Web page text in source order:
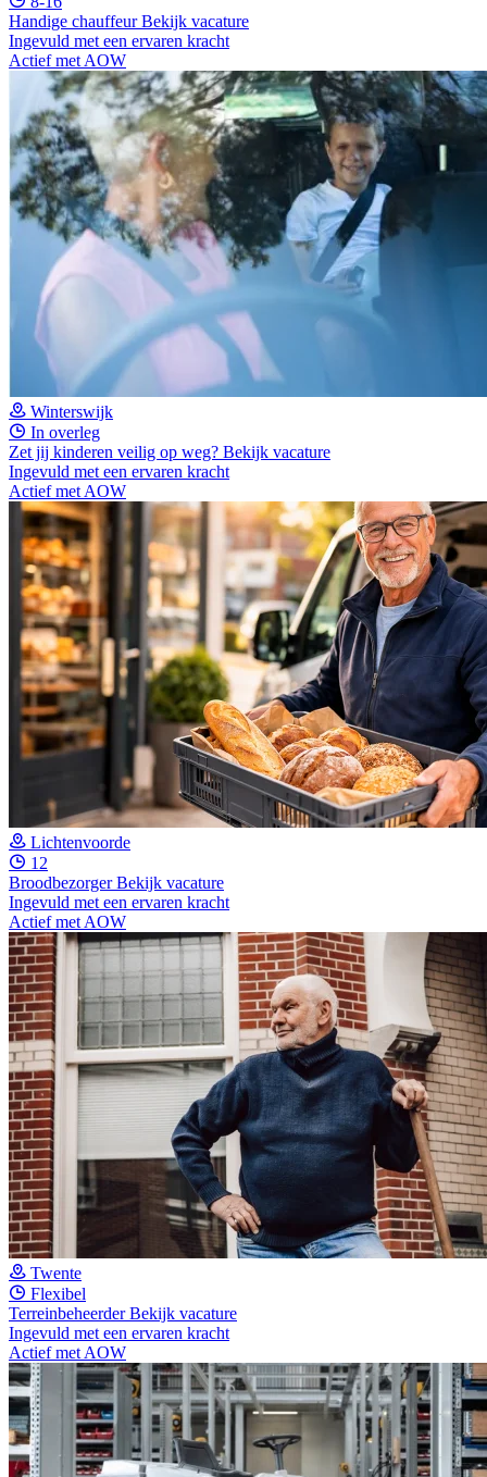
Handige chauffeur Bekijk vacature
Ingevuld met een ervaren kracht
Actief met AOW
Winterswijk
In overleg
Zet jij kinderen veilig op weg? Bekijk vacature
Ingevuld met een ervaren kracht
Actief met AOW
Lichtenvoorde
12
Broodbezorger Bekijk vacature
Ingevuld met een ervaren kracht
Actief met AOW
Twente
Flexibel
Terreinbeheerder Bekijk vacature
Ingevuld met een ervaren kracht
Actief met AOW